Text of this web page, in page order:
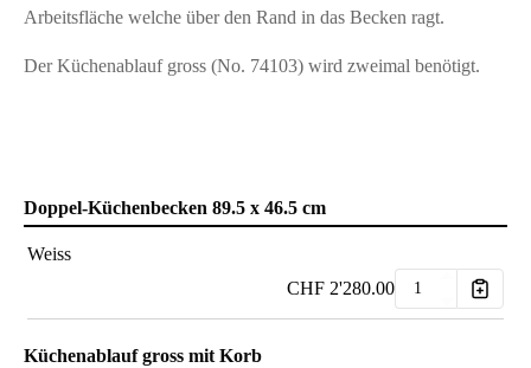
Arbeitsfläche welche über den Rand in das Becken ragt.
Der Küchenablauf gross (No. 74103) wird zweimal benötigt.
Doppel-Küchenbecken 89.5 x 46.5 cm
Weiss
CHF 2'280.00
Küchenablauf gross mit Korb